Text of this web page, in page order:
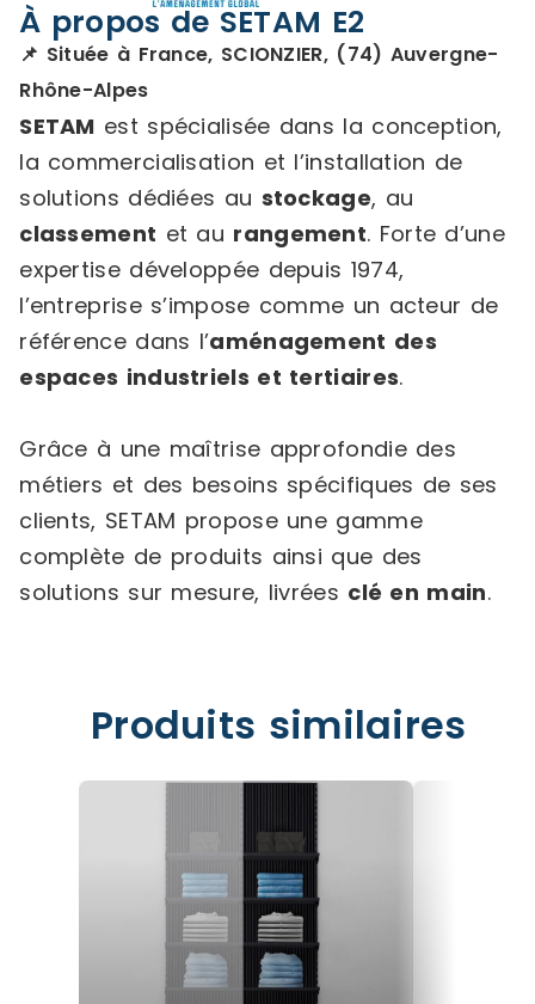
À propos de SETAM E2
📌 Située à France, SCIONZIER, (74) Auvergne-
Rhône-Alpes
SETAM est spécialisée dans la conception,
la commercialisation et l’installation de
solutions dédiées au stockage, au
classement et au rangement. Forte d’une
expertise développée depuis 1974,
l’entreprise s’impose comme un acteur de
référence dans l’aménagement des
espaces industriels et tertiaires.
Grâce à une maîtrise approfondie des
métiers et des besoins spécifiques de ses
clients, SETAM propose une gamme
complète de produits ainsi que des
solutions sur mesure, livrées clé en main.
Produits similaires